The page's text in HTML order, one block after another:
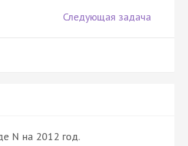
Следующая задача
N на 2012 год.